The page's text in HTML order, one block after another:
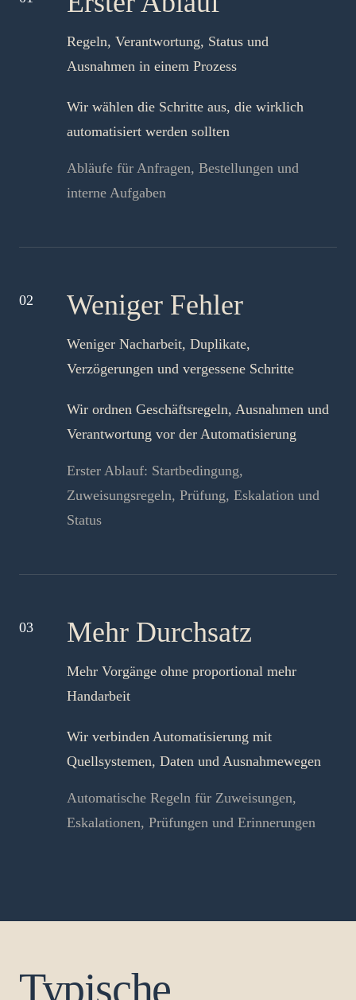
Regeln, Verantwortung, Status und
Ausnahmen in einem Prozess
Wir wählen die Schritte aus, die wirklich
automatisiert werden sollten
Abläufe für Anfragen, Bestellungen und
interne Aufgaben
02 Weniger Fehler
Weniger Nacharbeit, Duplikate,
Verzögerungen und vergessene Schritte
Wir ordnen Geschäftsregeln, Ausnahmen und
Verantwortung vor der Automatisierung
Erster Ablauf: Startbedingung,
Zuweisungsregeln, Prüfung, Eskalation und
Status
03 Mehr Durchsatz
Mehr Vorgänge ohne proportional mehr
Handarbeit
Wir verbinden Automatisierung mit
Quellsystemen, Daten und Ausnahmewegen
Automatische Regeln für Zuweisungen,
Eskalationen, Prüfungen und Erinnerungen
Typische